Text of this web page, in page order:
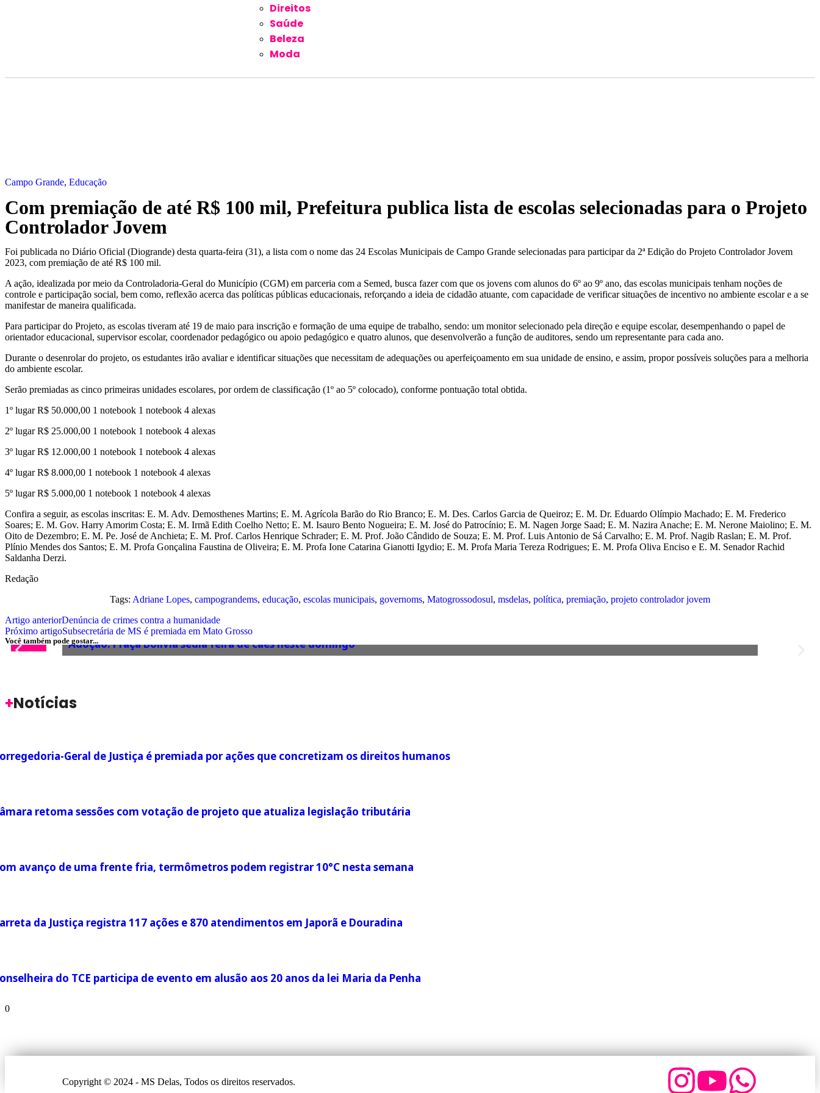
Direitos
Saúde
Beleza
Moda
Campo Grande, Educação
Com premiação de até R$ 100 mil, Prefeitura publica lista de escolas selecionadas para o Projeto
Controlador Jovem
Foi publicada no Diário Oficial (Diogrande) desta quarta-feira (31), a lista com o nome das 24 Escolas Municipais de Campo Grande selecionadas para participar da 2ª Edição do Projeto Controlador Jovem
2023, com premiação de até R$ 100 mil.
A ação, idealizada por meio da Controladoria-Geral do Município (CGM) em parceria com a Semed, busca fazer com que os jovens com alunos do 6º ao 9º ano, das escolas municipais tenham noções de
controle e participação social, bem como, reflexão acerca das políticas públicas educacionais, reforçando a ideia de cidadão atuante, com capacidade de verificar situações de incentivo no ambiente escolar e a se
manifestar de maneira qualificada.
Para participar do Projeto, as escolas tiveram até 19 de maio para inscrição e formação de uma equipe de trabalho, sendo: um monitor selecionado pela direção e equipe escolar, desempenhando o papel de
orientador educacional, supervisor escolar, coordenador pedagógico ou apoio pedagógico e quatro alunos, que desenvolverão a função de auditores, sendo um representante para cada ano.
Durante o desenrolar do projeto, os estudantes irão avaliar e identificar situações que necessitam de adequações ou aperfeiçoamento em sua unidade de ensino, e assim, propor possíveis soluções para a melhoria
do ambiente escolar.
Serão premiadas as cinco primeiras unidades escolares, por ordem de classificação (1º ao 5º colocado), conforme pontuação total obtida.
1º lugar R$ 50.000,00 1 notebook 1 notebook 4 alexas
2º lugar R$ 25.000,00 1 notebook 1 notebook 4 alexas
3º lugar R$ 12.000,00 1 notebook 1 notebook 4 alexas
4º lugar R$ 8.000,00 1 notebook 1 notebook 4 alexas
5º lugar R$ 5.000,00 1 notebook 1 notebook 4 alexas
Confira a seguir, as escolas inscritas: E. M. Adv. Demosthenes Martins; E. M. Agrícola Barão do Rio Branco; E. M. Des. Carlos Garcia de Queiroz; E. M. Dr. Eduardo Olímpio Machado; E. M. Frederico
Soares; E. M. Gov. Harry Amorim Costa; E. M. Irmã Edith Coelho Netto; E. M. Isauro Bento Nogueira; E. M. José do Patrocínio; E. M. Nagen Jorge Saad; E. M. Nazira Anache; E. M. Nerone Maiolino; E. M.
Oito de Dezembro; E. M. Pe. José de Anchieta; E. M. Prof. Carlos Henrique Schrader; E. M. Prof. João Cândido de Souza; E. M. Prof. Luis Antonio de Sá Carvalho; E. M. Prof. Nagib Raslan; E. M. Prof.
Plínio Mendes dos Santos; E. M. Profa Gonçalina Faustina de Oliveira; E. M. Profa Ione Catarina Gianotti Igydio; E. M. Profa Maria Tereza Rodrigues; E. M. Profa Oliva Enciso e E. M. Senador Rachid
Saldanha Derzi.
Redação
Tags: Adriane Lopes, campograndems, educação, escolas municipais, governoms, Matogrossodosul, msdelas, política, premiação, projeto controlador jovem
Artigo anteriorDenúncia de crimes contra a humanidade
Próximo artigoSubsecretária de MS é premiada em Mato Grosso
Você também pode gostar...
ANIMAIS
Adoção: Praça Bolívia sedia feira de cães neste domingo
+Notícias
Geral de Justiça é premiada por ações que concretizam os direitos humanos
retoma sessões com votação de projeto que atualiza legislação tributária
avanço de uma frente fria, termômetros podem registrar 10°C nesta semana
da Justiça registra 117 ações e 870 atendimentos em Japorã e Douradina
do TCE participa de evento em alusão aos 20 anos da lei Maria da Penha
Copyright © 2024 - MS Delas, Todos os direitos reservados.